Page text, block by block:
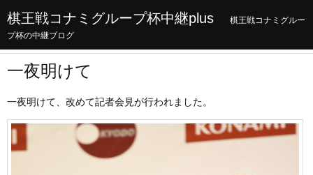
棋王戦コナミグループ杯中継plus
棋王戦コナミグルー
プ杯の中継ブログ
一夜明けて
一夜明けて、改めて記者会見が行われました。